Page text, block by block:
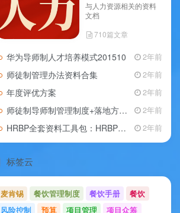
与人力资源相关的资料
文档
710篇文章
华为导师制人才培养模式201510 2年前
师徒制管理办法资料合集 2年前
年度评优方案 2年前
师徒制导师制管理制度+落地方案+协议范本 2年前
HRBP全套资料工具包：HRBP的作用，HRBP的职责，HRBP的技能 2年前
标签云
麦肯锡 餐饮管理制度 餐饮手册
餐饮
风险控制
预算 项目管理
项目众筹